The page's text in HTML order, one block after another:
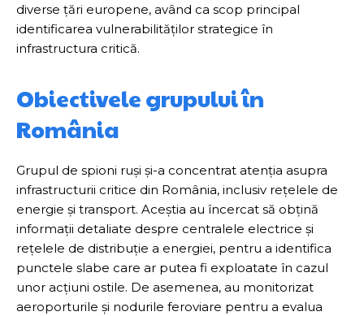
diverse țări europene, având ca scop principal
identificarea vulnerabilităților strategice în
infrastructura critică.
Obiectivele grupului în
România
Grupul de spioni ruși și-a concentrat atenția asupra
infrastructurii critice din România, inclusiv rețelele de
energie și transport. Aceștia au încercat să obțină
informații detaliate despre centralele electrice și
rețelele de distribuție a energiei, pentru a identifica
punctele slabe care ar putea fi exploatate în cazul
unor acțiuni ostile. De asemenea, au monitorizat
aeroporturile și nodurile feroviare pentru a evalua